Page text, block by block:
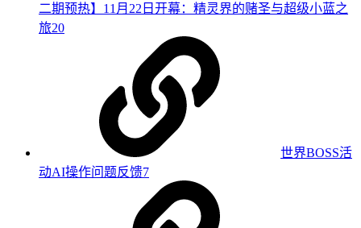
二期预热】11月22日开幕：精灵界的赌圣与超级小蓝之
旅20
世界BOSS活
动AI操作问题反馈7